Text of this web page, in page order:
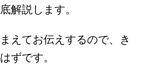
解説します。
えてお伝えするので、き
ずです。